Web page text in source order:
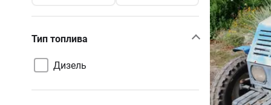
Тип топлива
Дизель